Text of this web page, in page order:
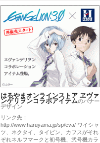
はるやまオンラインストア ヱヴァ
ンゲリヲンコラボアイテムのバナー
デザイン
リンク先：
http://www.haruyama.jp/sp/eva/ ワイシャ
ツ、ネクタイ、タイピン、カフスがそれ
ぞれネルフマークと初号機、弐号機カラ